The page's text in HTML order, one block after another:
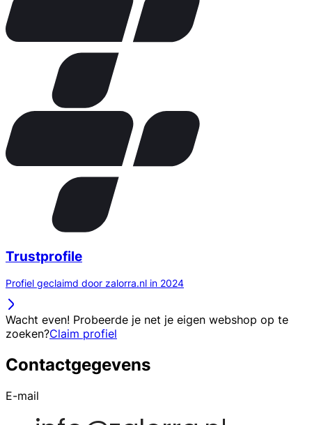
Trustprofile
Profiel geclaimd door zalorra.nl in 2024
Wacht even! Probeerde je net je eigen webshop op te
zoeken?Claim profiel
Contactgegevens
E-mail